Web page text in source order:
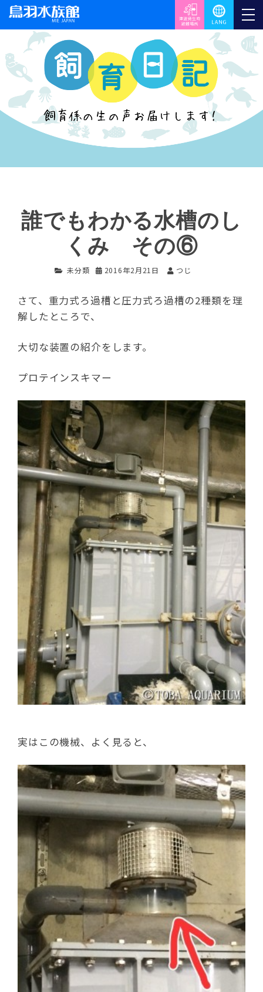
誰でもわかる水槽のし
くみ その⑥
未分類 2016年2月21日 つじ
さて、重力式ろ過槽と圧力式ろ過槽の2種類を理
解したところで、
大切な装置の紹介をします。
プロテインスキマー
実はこの機械、よく見ると、